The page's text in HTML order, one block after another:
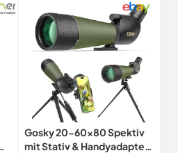
Transportkoffer, grün
Gosky 20-60x80 Spektiv
mit Stativ & Handyadapter